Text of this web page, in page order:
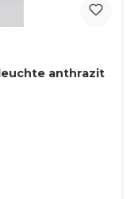
anthrazit